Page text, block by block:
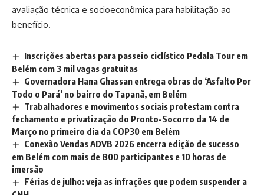
avaliação técnica e socioeconômica para habilitação ao
benefício.
Inscrições abertas para passeio ciclístico Pedala Tour em
Belém com 3 mil vagas gratuitas
Governadora Hana Ghassan entrega obras do ‘Asfalto Por
Todo o Pará’ no bairro do Tapanã, em Belém
Trabalhadores e movimentos sociais protestam contra
fechamento e privatização do Pronto-Socorro da 14 de
Março no primeiro dia da COP30 em Belém
Conexão Vendas ADVB 2026 encerra edição de sucesso
em Belém com mais de 800 participantes e 10 horas de
imersão
Férias de julho: veja as infrações que podem suspender a